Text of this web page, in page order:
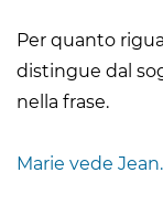
Per quanto
distingue dal
nella frase.
Marie vede Jean.